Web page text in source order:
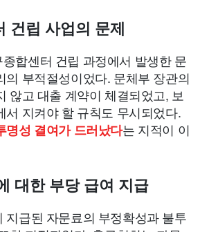
건립 사업의 문제
합센터 건립 과정에서 발생한 문
의 부적절성이었다. 문체부 장관의
않고 대출 계약이 체결되었고, 보
서 지켜야 할 규칙도 무시되었다.
명성 결여가 드러났다는 지적이 이
대한 부당 급여 지급
지급된 자문료의 부정확성과 불투